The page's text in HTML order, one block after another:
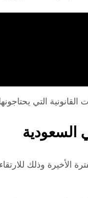
التي
السعودية
الأخيرة وذلك